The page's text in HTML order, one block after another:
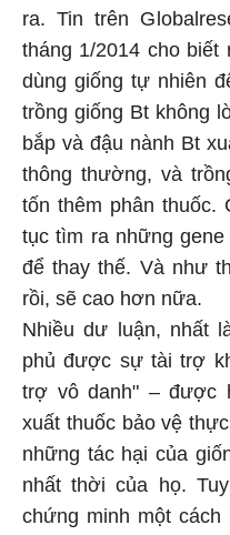
ra. Tin trên
tháng 1/2014 cho biết
dùng giống tự nhiên
trồng giống Bt không
bắp và đậu nành Bt
thông thường, và
tốn thêm phân thuốc.
tục tìm ra những
để thay thế. Và như
rồi, sẽ cao hơn nữa.
Nhiều dư luận, nhất
phủ được sự tài trợ
trợ vô danh" – được
xuất thuốc bảo vệ
những tác hại của
nhất thời của họ.
chứng minh một